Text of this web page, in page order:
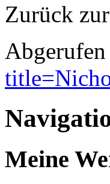
Zurück
Meine